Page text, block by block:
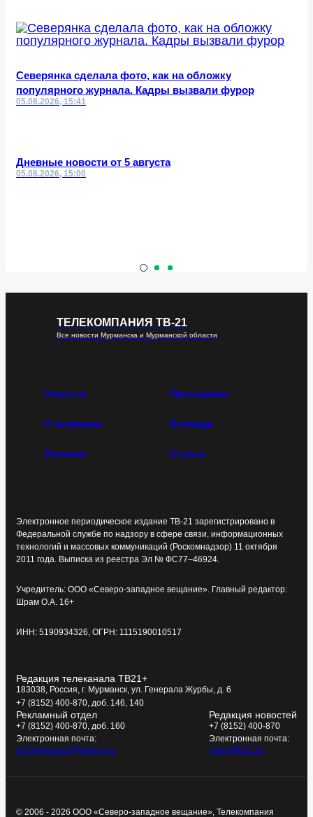
Северянка сделала фото, как на обложку
популярного журнала. Кадры вызвали фурор
05.08.2026, 15:41
Дневные новости от 5 августа
05.08.2026, 15:00
ТЕЛЕКОМПАНИЯ ТВ-21
Все новости Мурманска и Мурманской области
Новости Программы
О компании Команда
Реклама Статьи
Электронное периодическое издание ТВ-21 зарегистрировано в
Федеральной службе по надзору в сфере связи, информационных
технологий и массовых коммуникаций (Роскомнадзор) 11 октября
2011 года. Выписка из реестра Эл № ФС77–46924.
Учредитель: ООО «Северо-западное вещание». Главный редактор:
Шрам О.А. 16+
ИНН: 5190934326, ОГРН: 1115190010517
Редакция телеканала ТВ21+
183038, Россия, г. Мурманск, ул. Генерала Журбы, д. 6
+7 (8152) 400-870, доб. 146, 140
Рекламный отдел
+7 (8152) 400-870, доб. 160
Электронная почта:
tv21kompania@yandex.ru
Редакция новостей
+7 (8152) 400-870
Электронная почта:
news@tv21.ru
© 2006 - 2026 ООО «Северо-западное вещание», Телекомпания